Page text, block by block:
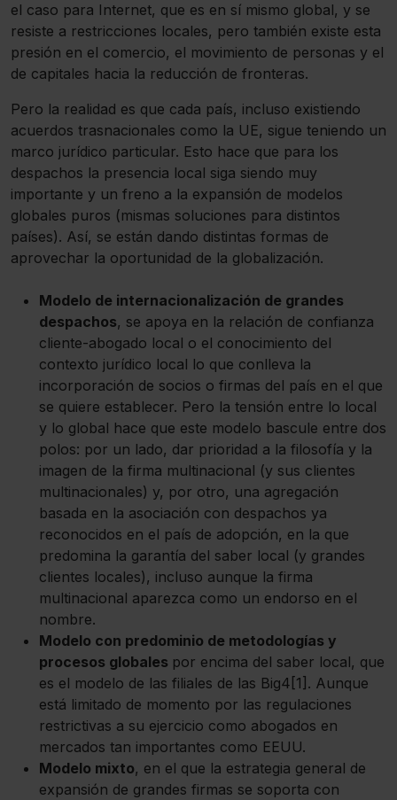
el caso para Internet, que es en sí mismo global, y se
resiste a restricciones locales, pero también existe esta
presión en el comercio, el movimiento de personas y el
de capitales hacia la reducción de fronteras.
Pero la realidad es que cada país, incluso existiendo
acuerdos trasnacionales como la UE, sigue teniendo un
marco jurídico particular. Esto hace que para los
despachos la presencia local siga siendo muy
importante y un freno a la expansión de modelos
globales puros (mismas soluciones para distintos
países). Así, se están dando distintas formas de
aprovechar la oportunidad de la globalización.
Modelo de internacionalización de grandes
despachos, se apoya en la relación de confianza
cliente-abogado local o el conocimiento del
contexto jurídico local lo que conlleva la
incorporación de socios o firmas del país en el que
se quiere establecer. Pero la tensión entre lo local
y lo global hace que este modelo bascule entre dos
polos: por un lado, dar prioridad a la filosofía y la
imagen de la firma multinacional (y sus clientes
multinacionales) y, por otro, una agregación
basada en la asociación con despachos ya
reconocidos en el país de adopción, en la que
predomina la garantía del saber local (y grandes
clientes locales), incluso aunque la firma
multinacional aparezca como un endorso en el
nombre.
Modelo con predominio de metodologías y
procesos globales por encima del saber local, que
es el modelo de las filiales de las Big4[1]. Aunque
está limitado de momento por las regulaciones
restrictivas a su ejercicio como abogados en
mercados tan importantes como EEUU.
Modelo mixto, en el que la estrategia general de
expansión de grandes firmas se soporta con